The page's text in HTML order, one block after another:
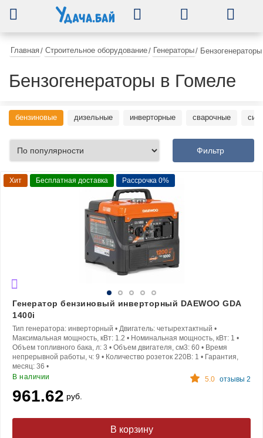
Главная/ Строительное оборудование/ Генераторы/
Бензогенераторы в Гомеле
бензиновые дизельные инверторные сварочные
Фильтр
Хит Бесплатная доставка Рассрочка 0%
Генератор бензиновый инверторный DAEWOO GDA
1400i
Тип генератора: инверторный • Двигатель: четырехтактный •
Максимальная мощность, кВт: 1.2 • Номинальная мощность, кВт: 1 •
Объем топливного бака, л: 3 • Объем двигателя, см3: 60 • Время
непрерывной работы, ч: 9 • Количество розеток 220В: 1 • Гарантия,
месяц: 36 •
В наличии
5.0 отзывы 2
961.62 руб.
В корзину